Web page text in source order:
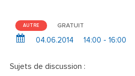
AUTRE GRATUIT
04.06.2014 14:00 - 16:00
Sujets de discussion :